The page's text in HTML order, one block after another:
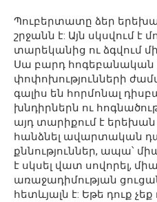
Պուբերտատը ձեր
շրջանն է: Այն սկսվում է
տարեկանից ու ձգվում
Սա բարդ հոգեբանական
փոփոխությունների
գալիս են հորմոնալ
խնդիրներն ու
այդ տարիքում է
հանձնել ավարտական
քննություններ, ապա՝
է սկսել վատ սովորել,
առաջադիմության
հետևյալն է: Եթե դուք